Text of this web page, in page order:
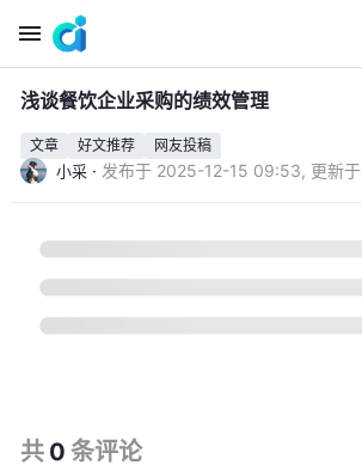
浅谈餐饮企业采购的绩效管理
文章 好文推荐 网友投稿
小采 · 发布于 2025-12-15 09:53, 更新于
共 0 条评论